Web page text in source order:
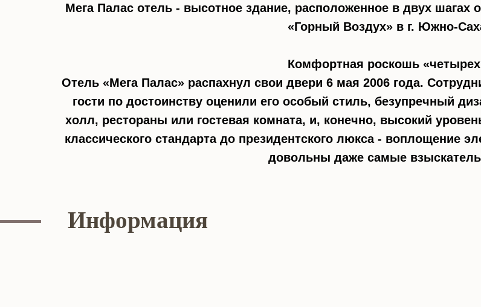
Мега Палас отель - высотное здание, расположенное в двух шагах
«Горный Воздух» в г. Южно-
Комфортная роскошь «четырех
Отель «Мега Палас» распахнул свои двери 6 мая 2006 года.
гости по достоинству оценили его особый стиль, безупречный
холл, рестораны или гостевая комната, и, конечно, высокий
классического стандарта до президентского люкса - воплощение
довольны даже самые
Информация